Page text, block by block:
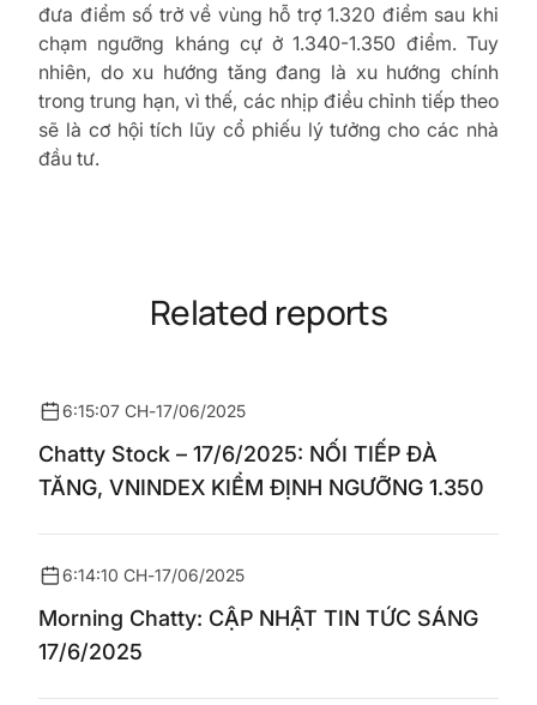
đưa điểm số trở về vùng hỗ trợ 1.320 điểm sau khi
chạm ngưỡng kháng cự ở 1.340-1.350 điểm. Tuy
nhiên, do xu hướng tăng đang là xu hướng chính
trong trung hạn, vì thế, các nhịp điều chỉnh tiếp theo
sẽ là cơ hội tích lũy cổ phiếu lý tưởng cho các nhà
đầu tư.
Related reports
6:15:07 CH-17/06/2025
Chatty Stock – 17/6/2025: NỐI TIẾP ĐÀ
TĂNG, VNINDEX KIỂM ĐỊNH NGƯỠNG 1.350
6:14:10 CH-17/06/2025
Morning Chatty: CẬP NHẬT TIN TỨC SÁNG
17/6/2025